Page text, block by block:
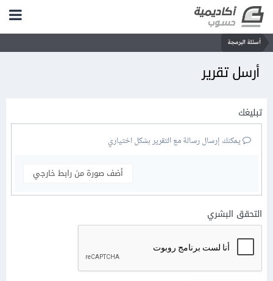
أسئلة البرمجة
أرسل تقرير
تبليغك
يمكنك إرسال رسالة مع التقرير بشكل اختياري
أضف صورة من رابط خارجي
التحقق البشري